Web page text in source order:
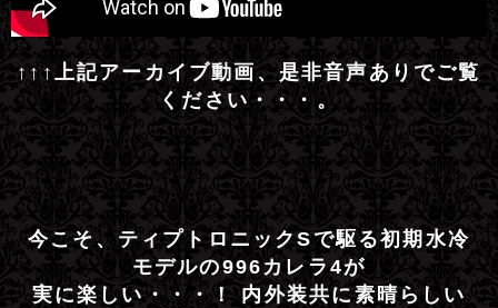
↑↑↑上記アーカイブ動画、是非音声ありでご覧
ください・・・。
今こそ、ティプトロニックSで駆る初期水冷
モデルの996カレラ4が
実に楽しい・・・！ 内外装共に素晴らしい